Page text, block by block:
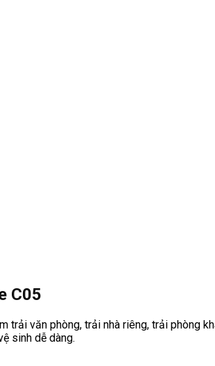
C05
trải văn phòng, trải nhà riêng, trải phòng
sinh dễ dàng.